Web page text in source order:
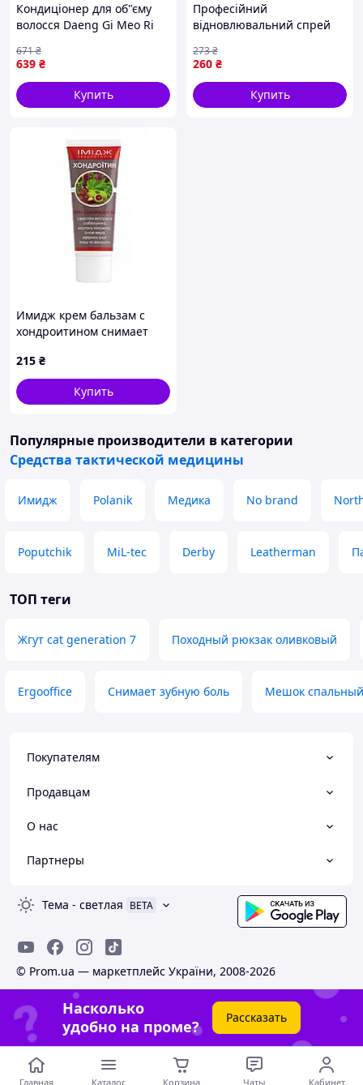
Кондиціонер для об"єму
волосся Daeng Gi Meo Ri
400ml
639 ₴
671₴
Купить
Професійний
відновлювальний спрей
250 ml
260 ₴
273₴
Купить
Имидж крем бальзам с
хондроитином снимает
215 ₴
Купить
Популярные производители в категории
Средства тактической медицины
Имидж Polanik Медика No brand
Poputchik MiL-tec Derby Leatherman
ТОП теги
Жгут cat generation 7 Походный рюкзак оливковый
Ergooffice Снимает зубную боль Мешок
Покупателям
Продавцам
О нас
Партнеры
Тема - светлая BETA
© Prom.ua — маркетплейс України, 2008-2026
Насколько
удобно на проме?
Рассказать
Главная Каталог Корзина Чаты Кабинет